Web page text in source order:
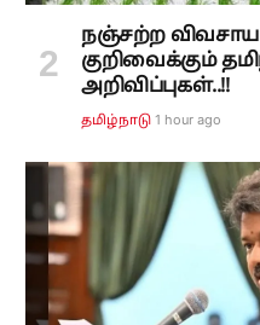
நஞ்சற்ற
குறிவைக்கும்
அறிவிப்புகள்..!!
தமிழ்நாடு 1 hour ago